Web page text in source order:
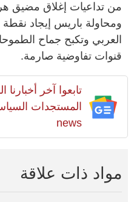
من تداعيات إغلاق مضيق
ومحاولة باريس إيجاد نقطة
العربي وتكبح جماح
قنوات تفاوضية صارمة.
تابعوا آخر أخبارنا
news
مواد ذات علاقة